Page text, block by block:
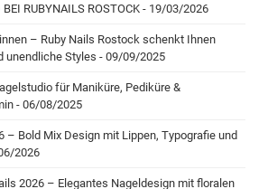
BEI RUBYNAILS ROSTOCK - 19/03/2026
– Ruby Nails Rostock schenkt Ihnen
unendliche Styles - 09/09/2025
für Maniküre, Pediküre &
- 06/08/2025
– Bold Mix Design mit Lippen, Typografie und
2026
2026 – Elegantes Nageldesign mit floralen